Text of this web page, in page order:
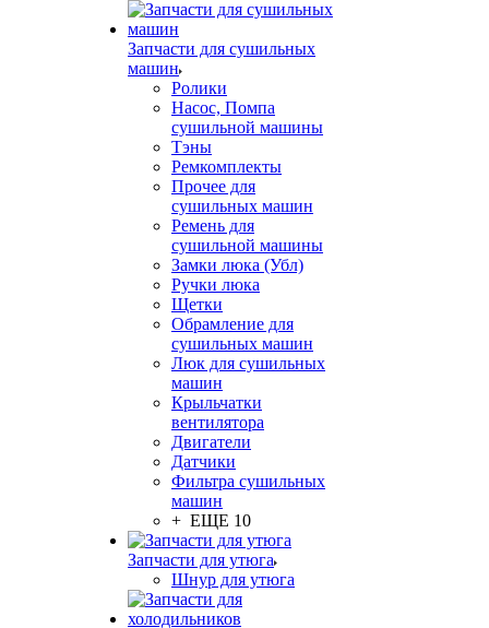
Запчасти для сушильных
машин
Ролики
Насос, Помпа
сушильной машины
Тэны
Ремкомплекты
Прочее для
сушильных машин
Ремень для
сушильной машины
Замки люка (Убл)
Ручки люка
Щетки
Обрамление для
сушильных машин
Люк для сушильных
машин
Крыльчатки
вентилятора
Двигатели
Датчики
Фильтра сушильных
машин
+ ЕЩЕ 10
Запчасти для утюга
Шнур для утюга